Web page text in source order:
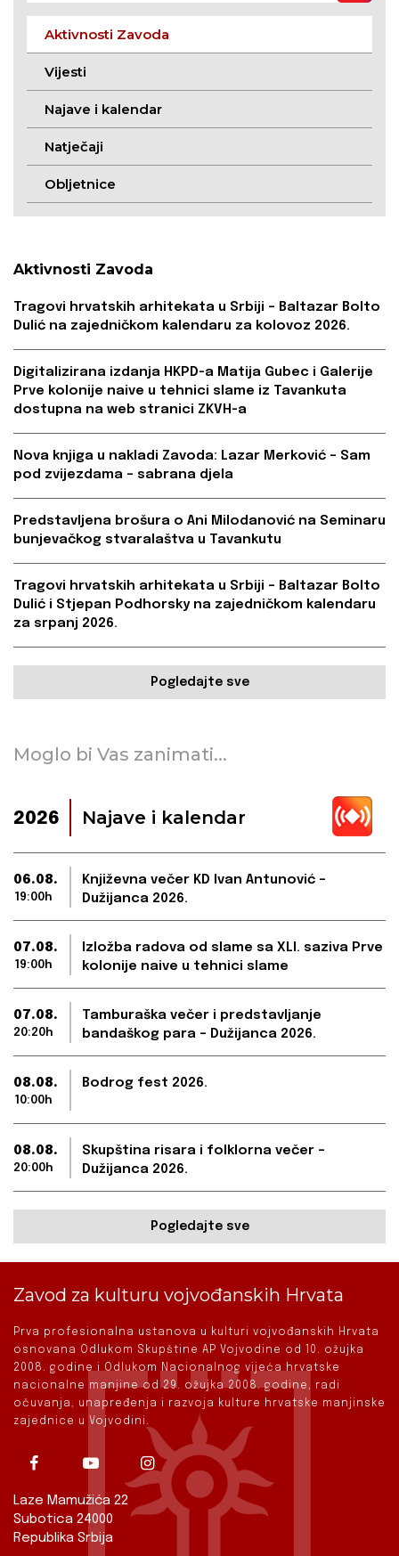
Aktivnosti Zavoda
Vijesti
Najave i kalendar
Natječaji
Obljetnice
Aktivnosti Zavoda
Tragovi hrvatskih arhitekata u Srbiji – Baltazar Bolto
Dulić na zajedničkom kalendaru za kolovoz 2026.
Digitalizirana izdanja HKPD-a Matija Gubec i Galerije
Prve kolonije naive u tehnici slame iz Tavankuta
dostupna na web stranici ZKVH-a
Nova knjiga u nakladi Zavoda: Lazar Merković – Sam
pod zvijezdama – sabrana djela
Predstavljena brošura o Ani Milodanović na Seminaru
bunjevačkog stvaralaštva u Tavankutu
Tragovi hrvatskih arhitekata u Srbiji – Baltazar Bolto
Dulić i Stjepan Podhorsky na zajedničkom kalendaru
za srpanj 2026.
Pogledajte sve
Moglo bi Vas zanimati...
2026 Najave i kalendar
06.08.
19:00h
Književna večer KD Ivan Antunović –
Dužijanca 2026.
07.08.
19:00h
Izložba radova od slame sa XLI. saziva Prve
kolonije naive u tehnici slame
07.08.
20:20h
Tamburaška večer i predstavljanje
bandaškog para – Dužijanca 2026.
08.08.
10:00h
Bodrog fest 2026.
08.08.
20:00h
Skupština risara i folklorna večer –
Dužijanca 2026.
Pogledajte sve
Zavod za kulturu vojvođanskih Hrvata
Prva profesionalna ustanova u kulturi vojvođanskih Hrvata
osnovana Odlukom Skupštine AP Vojvodine od 10. ožujka
2008. godine i Odlukom Nacionalnog vijeća hrvatske
nacionalne manjine od 29. ožujka 2008. godine, radi
očuvanja, unapređenja i razvoja kulture hrvatske manjinske
zajednice u Vojvodini.
Laze Mamužića 22
Subotica 24000
Republika Srbija